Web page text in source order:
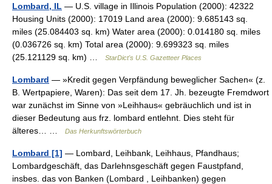
Lombard, IL — U.S. village in Illinois Population (2000): 42322
Housing Units (2000): 17019 Land area (2000): 9.685143 sq.
miles (25.084403 sq. km) Water area (2000): 0.014180 sq. miles
(0.036726 sq. km) Total area (2000): 9.699323 sq. miles
(25.121129 sq. km) …
StarDict's U.S. Gazetteer Places
Lombard — »Kredit gegen Verpfändung beweglicher Sachen« (z.
B. Wertpapiere, Waren): Das seit dem 17. Jh. bezeugte Fremdwort
war zunächst im Sinne von »Leihhaus« gebräuchlich und ist in
dieser Bedeutung aus frz. lombard entlehnt. Dies steht für
älteres… …
Das Herkunftswörterbuch
Lombard [1] — Lombard, Leihbank, Leihhaus, Pfandhaus;
Lombardgeschäft, das Darlehnsgeschäft gegen Faustpfand,
insbes. das von Banken (Lombard , Leihbanken) gegen